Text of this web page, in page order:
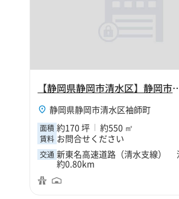
【静岡県静岡市清水区
静岡県静岡市清水区袖師町
面積 約170 坪 約550 ㎡
賃料 お問合せください
交通 新東名高速道路（清水支線）
約0.80km